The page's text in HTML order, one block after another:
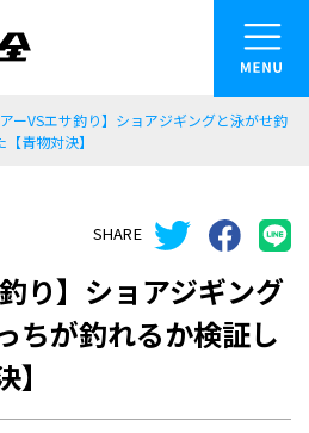
メニュー
カテゴリー
釣り方
ルアー
アーVSエサ釣り】ショアジギングと泳がせ釣
青物対決】
SHARE
り】ショアジギング
ちが釣れるか検証し